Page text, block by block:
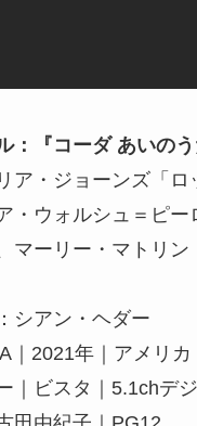
：『コーダ あいのう
ア・ジョーンズ「ロ
・ウォルシュ＝ピー
マーリー・マトリ
シアン・ヘダー
｜2021年｜アメリ
｜ビスタ｜5.1chデ